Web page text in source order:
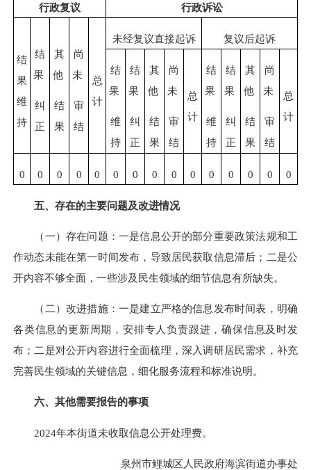
行政复议 行政诉讼
结
果
维
持
结
果
纠
正
其
他
结
果
尚
未
审
结
总
计
未经复议直接起诉 复议后起诉
结
果
维
持
结
果
纠
正
其
他
结
果
尚
未
审
结
总
计
结
果
维
持
结
果
纠
正
其
他
结
果
尚
未
审
结
总
计
0 0 0 0 0 0 0 0 0 0 0 0 0 0 0
五、存在的主要问题及改进情况
（一）存在问题：一是信息公开的部分重要政策法规和工
作动态未能在第一时间发布，导致居民获取信息滞后；二是公
开内容不够全面，一些涉及民生领域的细节信息有所缺失。
（二）改进措施：一是建立严格的信息发布时间表，明确
各类信息的更新周期，安排专人负责跟进，确保信息及时发
布；二是对公开内容进行全面梳理，深入调研居民需求，补充
完善民生领域的关键信息，细化服务流程和标准说明。
六、其他需要报告的事项
2024年本街道未收取信息公开处理费。
泉州市鲤城区人民政府海滨街道办事处